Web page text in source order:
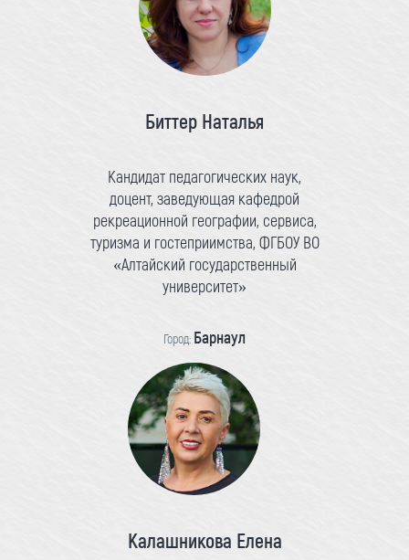
Биттер Наталья
Кандидат педагогических наук,
доцент, заведующая кафедрой
рекреационной географии, сервиса,
туризма и гостеприимства, ФГБОУ ВО
«Алтайский государственный
университет»
Город: Барнаул
Калашникова Елена